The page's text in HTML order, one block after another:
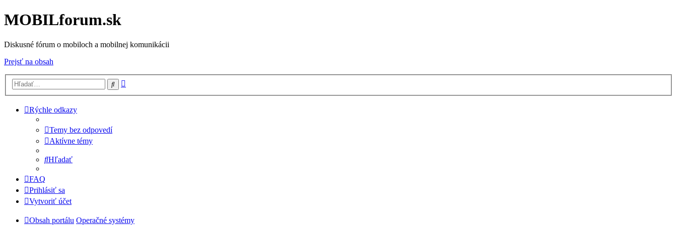
MOBILforum.sk
Diskusné fórum o mobiloch a mobilnej komunikácii
Prejsť na obsah
Hľadať
Rýchle odkazy
Temy bez odpovedí
Aktívne témy
Hľadať
FAQ
Prihlásiť sa
Vytvoriť účet
Obsah portálu Operačné systémy